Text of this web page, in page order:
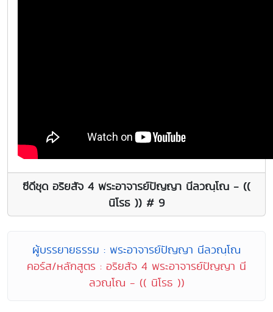
ซีดีชุด อริยสัจ 4 พระอาจารย์ปัญญา นีลวณฺโณ - ((
นิโรธ )) # 9
ผู้บรรยายธรรม : พระอาจารย์ปัญญา นีลวณฺโณ
คอร์ส/หลักสูตร : อริยสัจ 4 พระอาจารย์ปัญญา นี
ลวณฺโณ - (( นิโรธ ))